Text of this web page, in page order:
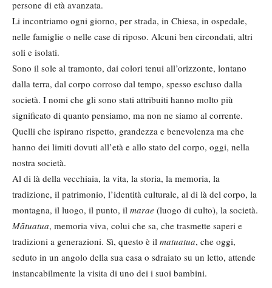
persone di età avanzata.
Li incontriamo ogni giorno, per strada, in Chiesa, in ospedale,
nelle famiglie o nelle case di riposo. Alcuni ben circondati, altri
soli e isolati.
Sono il sole al tramonto, dai colori tenui all’orizzonte, lontano
dalla terra, dal corpo corroso dal tempo, spesso escluso dalla
società. I nomi che gli sono stati attribuiti hanno molto più
significato di quanto pensiamo, ma non ne siamo al corrente.
Quelli che ispirano rispetto, grandezza e benevolenza ma che
hanno dei limiti dovuti all’età e allo stato del corpo, oggi, nella
nostra società.
Al di là della vecchiaia, la vita, la storia, la memoria, la
tradizione, il patrimonio, l’identità culturale, al di là del corpo, la
montagna, il luogo, il punto, il marae (luogo di culto), la società.
Mātuatua, memoria viva, colui che sa, che trasmette saperi e
tradizioni a generazioni. Sì, questo è il matuatua, che oggi,
seduto in un angolo della sua casa o sdraiato su un letto, attende
instancabilmente la visita di uno dei i suoi bambini.